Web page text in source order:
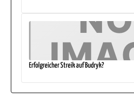
Erfolgreicher Streik auf Budryk?